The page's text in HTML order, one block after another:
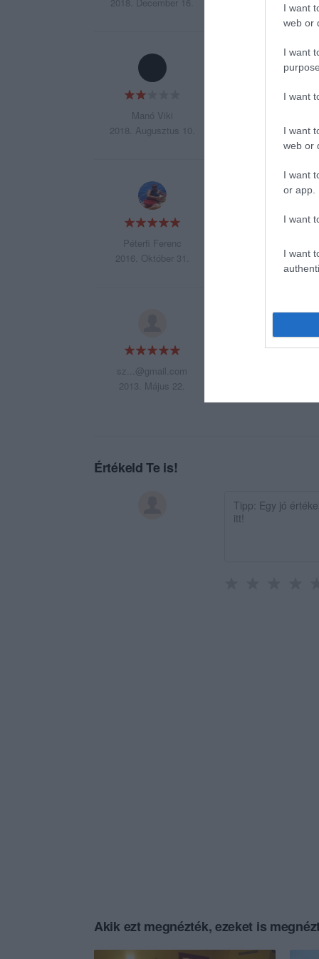
I want
web or
I want
I want
I want
web or
I want
or app.
I want
I want
Manó Viki
2018. Augusztus 10.
Udvarias
elektromos
juhtúrós
túrógombócról
Péterfi Ferenc
2016. Október 31.
Udvarias,gyors
sz...@gmail.com
2013. Május 22.
" Itt lehet kapni
és egyetértünk
udvarias , a
Értékeld Te is!
Akik ezt megnézték, ezeket is